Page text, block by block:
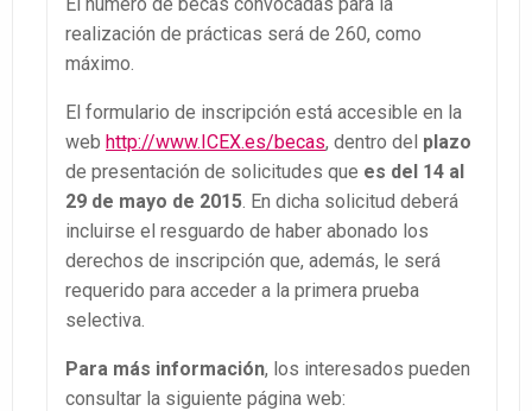
realización de prácticas será de 260, como
máximo.
El formulario de inscripción está accesible en la
web http://www.ICEX.es/becas, dentro del plazo
de presentación de solicitudes que es del 14 al
29 de mayo de 2015 . En dicha solicitud deberá
incluirse el resguardo de haber abonado los
derechos de inscripción que, además, le será
requerido para acceder a la primera prueba
selectiva.
Para más información, los interesados pueden
consultar la siguiente página web: